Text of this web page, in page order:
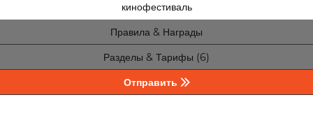
кинофестиваль
Правила & Награды
Разделы & Тарифы (6)
Отправить